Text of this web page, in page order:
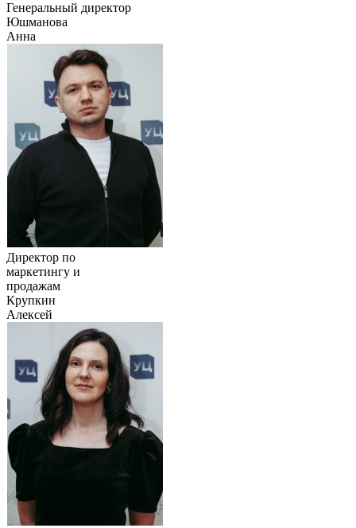
Генеральный директор
Юшманова
Анна
Директор по
маркетингу и
продажам
Крупкин
Алексей